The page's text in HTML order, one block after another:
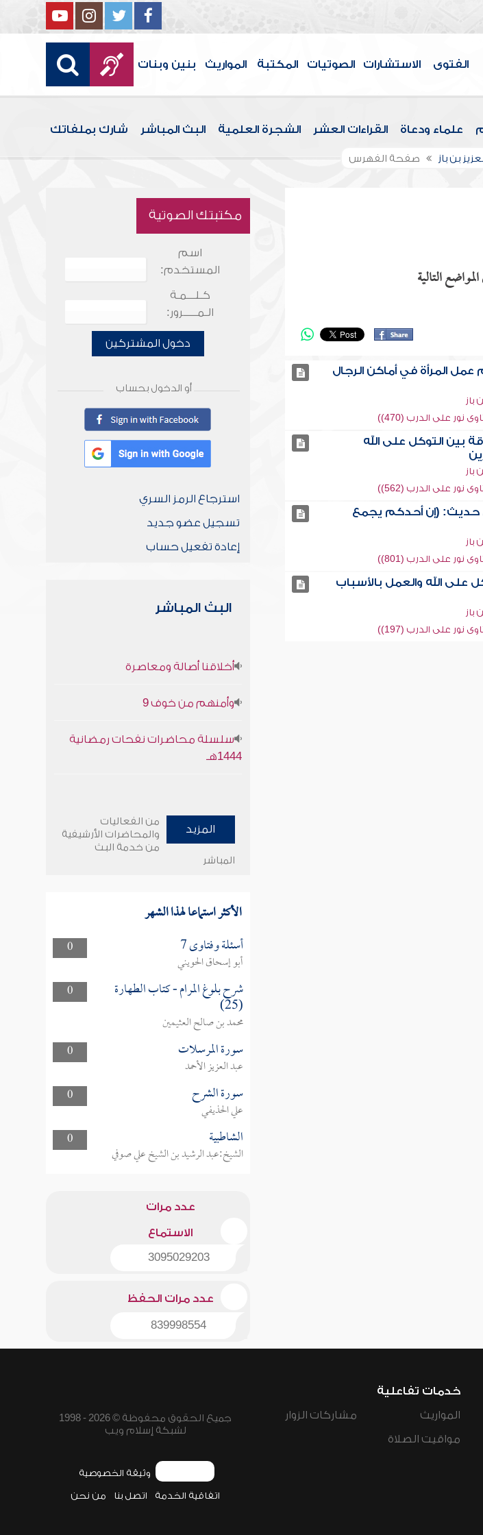
الفتوى الاستشارات الصوتيات المكتبة المواريث بنين وبنات
علماء ودعاة القراءات العشر الشجرة العلمية البث المباشر شارك بملفاتك
بن باز صفحة الفهرس
التالية
المرأة في أماكن الرجال
باز
على الدرب (470))
بين التوكل على الله
باز
على الدرب (562))
حديث: (إن أحدكم يجمع
باز
على الدرب (801))
على الله والعمل بالأسباب
باز
على الدرب (197))
مكتبتك الصوتية
اسم
المستخدم:
كـلـــمـة
الـمـــــرور:
دخول المشتركين
أو الدخول بحساب
استرجاع الرمز السري
تسجيل عضو جديد
إعادة تفعيل حساب
البث المباشر
أخلاقنا أصالة ومعاصرة
وأمنهم من خوف 9
سلسلة محاضرات نفحات رمضانية
1444هـ
المزيد
من الفعاليات
والمحاضرات الأرشيفية
من خدمة البث
المباشر
الأكثر استماعا لهذا الشهر
0 أسئلة وفتاوى 7
أبو إسحاق الحويني
0
شرح بلوغ المرام - كتاب الطهارة
(25)
محمد بن صالح العثيمين
0
سورة المرسلات
عبد العزيز الأحمد
0
سورة الشرح
علي الحذيفي
0
الشاطبية
الشيخ:عبد الرشيد بن الشيخ علي صوفي
عدد مرات
الاستماع
3095029203
عدد مرات الحفظ
839998554
خدمات تفاعلية
المواريث
مواقيت الصلاة
مشاركات الزوار
جميع الحقوق محفوظة © 2026 - 1998
لشبكة إسلام ويب
وثيقة الخصوصية
اتفاقية الخدمة اتصل بنا من نحن